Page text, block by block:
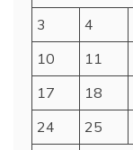
3
4
10
11
17
18
24
25